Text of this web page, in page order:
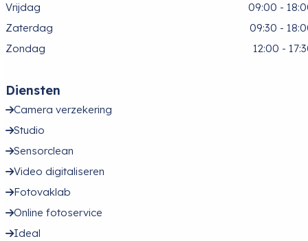
Vrijdag
09:00 -
Zaterdag
09:30 -
Zondag
12:00 -
Diensten
Camera verzekering
Studio
Sensorclean
Video digitaliseren
Fotovaklab
Online fotoservice
Ideal